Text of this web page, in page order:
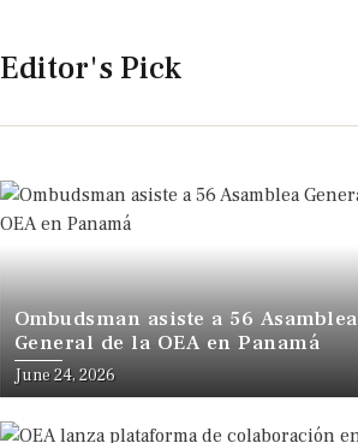
Editor's Pick
Ombudsman asiste a 56 Asamblea
General de la OEA en Panamá
June 24, 2026